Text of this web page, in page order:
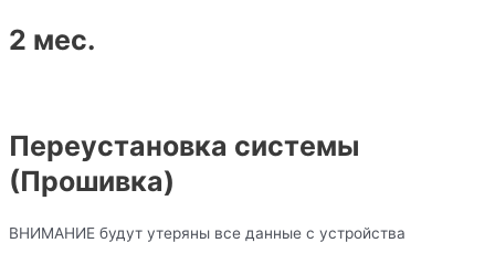
2 мес.
Переустановка системы
(Прошивка)
ВНИМАНИЕ будут утеряны все данные с устройства